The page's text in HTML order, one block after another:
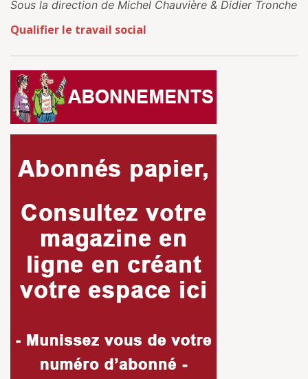
Sous la direction de Michel Chauvière & Didier Tronche
Qualifier le travail social